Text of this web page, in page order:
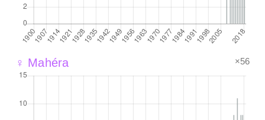
♀ Mahéra ×56